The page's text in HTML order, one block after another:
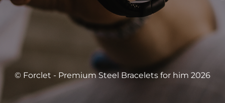
© Forclet - Premium Steel Bracelets for him 2026